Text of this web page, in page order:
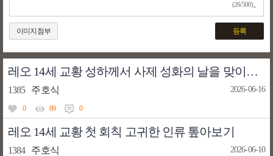
(26/500)
이미지첨부 등록
레오 14세 교황 성하께서 사제 성화의 날을 맞이하여 사제들에게 보내는 메시지
1385 주호식 2026-06-16
0 89 0
레오 14세 교황 첫 회칙 고귀한 인류 톺아보기
1384 주호식 2026-06-10